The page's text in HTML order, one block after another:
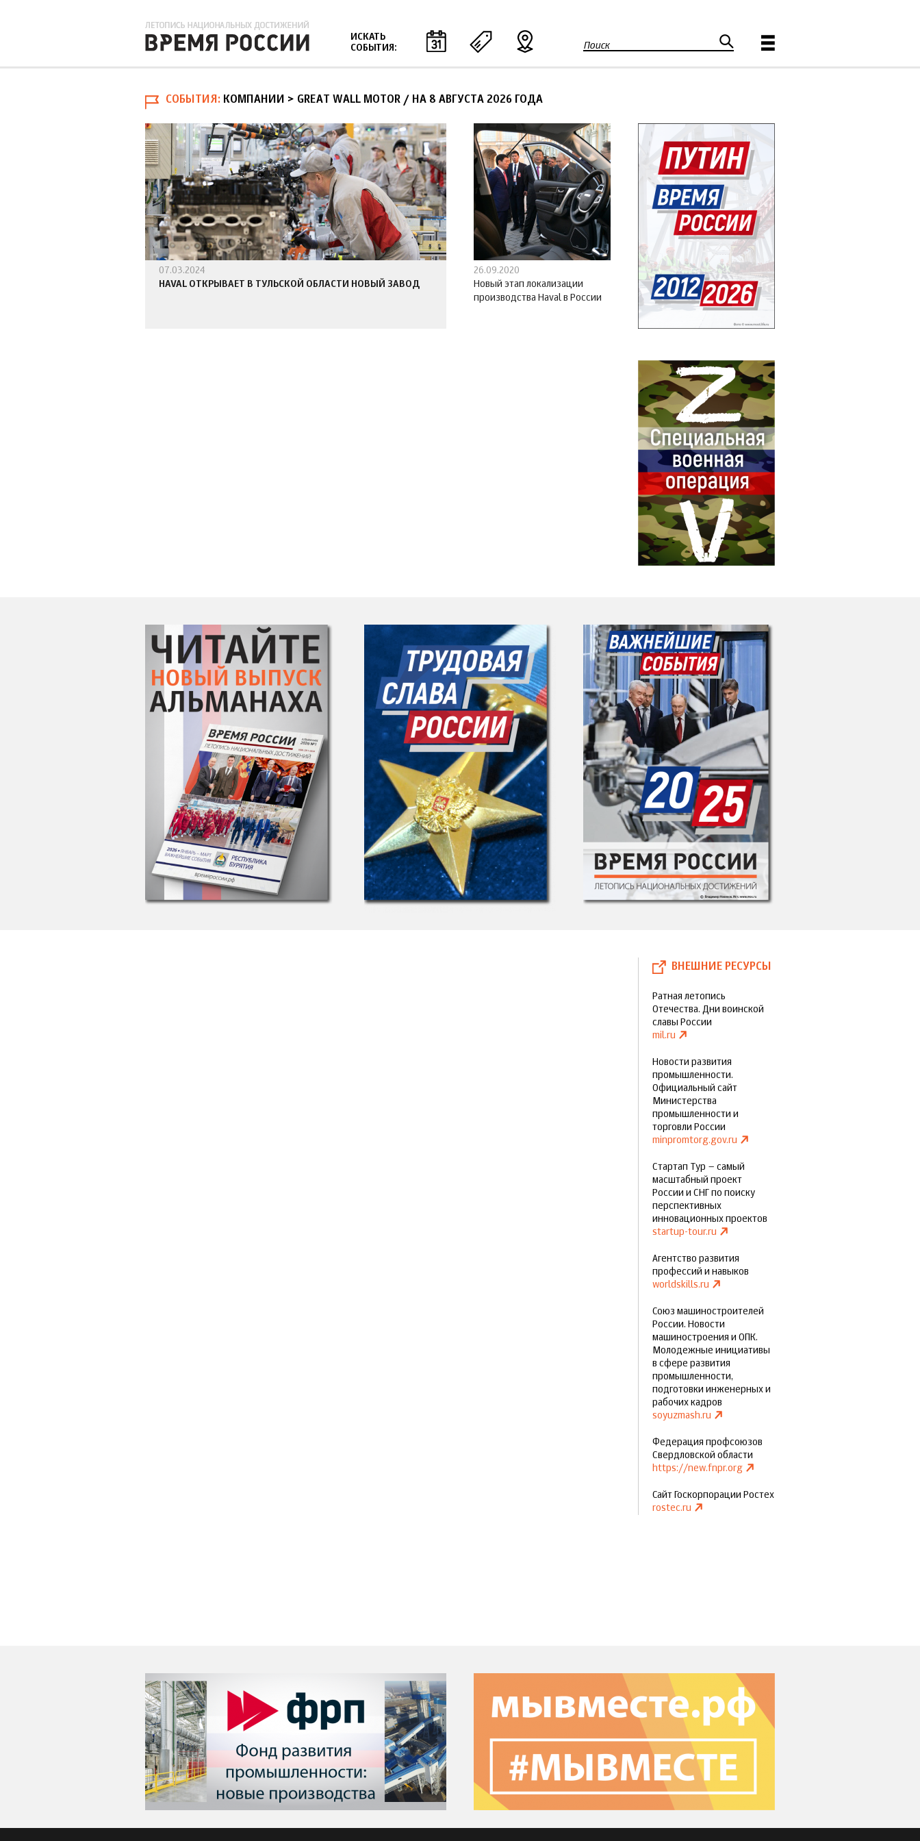
ИСКАТЬ
СОБЫТИЯ:
м
а
п
о
и
с
к
а
Поиск
СОБЫТИЯ КОМПАНИИ > GREAT WALL MOTOR / НА 8 АВГУСТА 2026 ГОДА
07.03.2024
HAVAL ОТКРЫВАЕТ В ТУЛЬСКОЙ ОБЛАСТИ НОВЫЙ ЗАВОД
26.09.2020
Новый этап локализации
производства Haval в России
ВНЕШНИЕ РЕСУРСЫ
Ратная летопись
Отечества. Дни воинской
славы России
mil.ru
Новости развития
промышленности.
Официальный сайт
Министерства
промышленности и
торговли России
minpromtorg.gov.ru
Стартап Тур – самый
масштабный проект
России и СНГ по поиску
перспективных
инновационных проектов
startup-tour.ru
Агентство развития
профессий и навыков
worldskills.ru
Союз машиностроителей
России. Новости
машиностроения и ОПК.
Молодежные инициативы
в сфере развития
промышленности,
подготовки инженерных и
рабочих кадров
soyuzmash.ru
Федерация профсоюзов
Свердловской области
https://new.fnpr.org
Сайт Госкорпорации Ростех
rostec.ru